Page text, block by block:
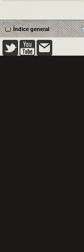
Índice general